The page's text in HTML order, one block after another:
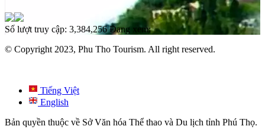
Số lượt truy cập: 3,384,256Đang xem:
© Copyright 2023, Phu Tho Tourism. All right reserved.
Tiếng Việt
English
Bản quyền thuộc về Sở Văn hóa Thể thao và Du lịch tỉnh Phú Thọ.